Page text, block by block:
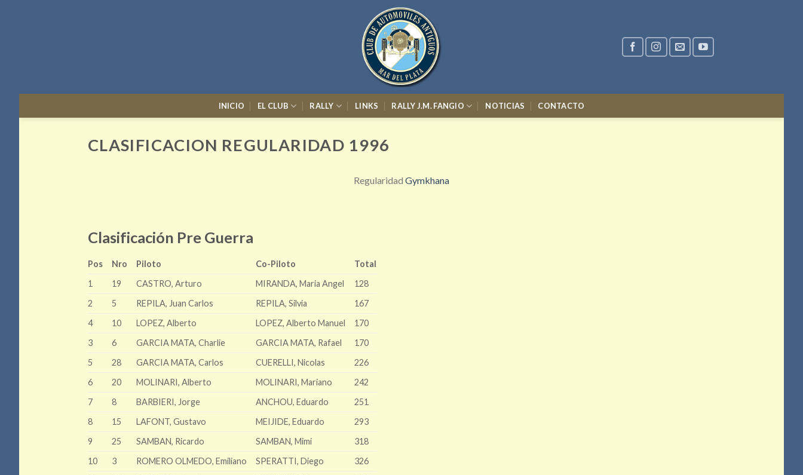
INICIO EL CLUB RALLY LINKS RALLY J.M. FANGIO NOTICIAS CONTACTO
CLASIFICACION REGULARIDAD 1996
Regularidad Gymkhana
Clasificación Pre Guerra
Pos Nro Piloto Co-Piloto
Total
1
19 CASTRO, Arturo MIRANDA, Maria Angel
128
2
5 REPILA, Juan Carlos REPILA, Silvia
167
4
10 LOPEZ, Alberto LOPEZ, Alberto Manuel
170
3
6 GARCIA MATA, Charlie GARCIA MATA, Rafael
170
5
28 GARCIA MATA, Carlos CUERELLI, Nicolas
226
6
20 MOLINARI, Alberto MOLINARI, Mariano
242
7
8 BARBIERI, Jorge ANCHOU, Eduardo
251
8
15 LAFONT, Gustavo MEIJIDE, Eduardo
293
9
25 SAMBAN, Ricardo SAMBAN, Mimi
318
10
3 ROMERO OLMEDO, Emiliano SPERATTI, Diego
326